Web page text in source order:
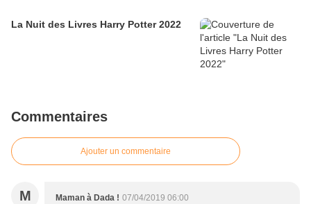
La Nuit des Livres Harry Potter 2022
Commentaires
Ajouter un commentaire
M Maman à Dada ! 07/04/2019 06:00